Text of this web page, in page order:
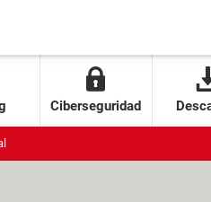
Ciberseguridad